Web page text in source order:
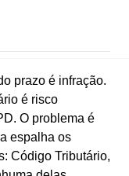
prazo é infração.
é risco
O problema é
espalha os
Código Tributário,